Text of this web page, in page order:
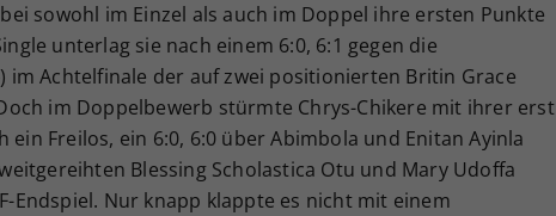
sowohl im Einzel als auch im Doppel ihre ersten Punkte
unterlag sie nach einem 6:0, 6:1 gegen die
im Achtelfinale der auf zwei positionierten Britin Grace
im Doppelbewerb stürmte Chrys-Chikere mit ihrer erst
ein Freilos, ein 6:0, 6:0 über Abimbola und Enitan Ayinla
Blessing Scholastica Otu und Mary Udoffa
Endspiel. Nur knapp klappte es nicht mit einem